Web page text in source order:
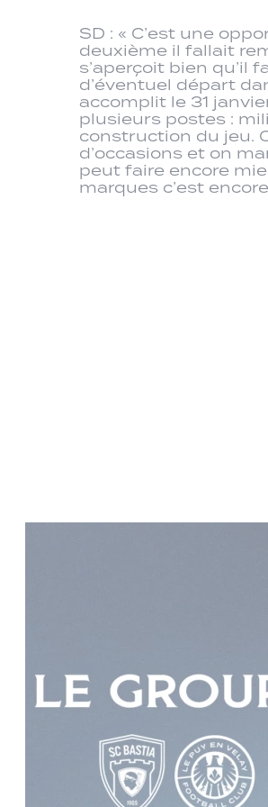
SD : « C’est une
deuxième il fallait
s’aperçoit bien
d’éventuel départ
accomplit le 31
plusieurs postes :
construction du jeu.
d’occasions et on
peut faire encore
marques c’est